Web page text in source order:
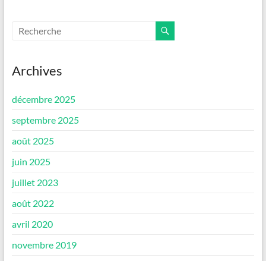
Archives
décembre 2025
septembre 2025
août 2025
juin 2025
juillet 2023
août 2022
avril 2020
novembre 2019